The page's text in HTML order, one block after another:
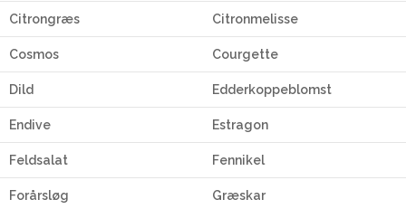
Citrongræs Citronmelisse
Cosmos Courgette
Dild Edderkoppeblomst
Endive Estragon
Feldsalat Fennikel
Forårsløg Græskar